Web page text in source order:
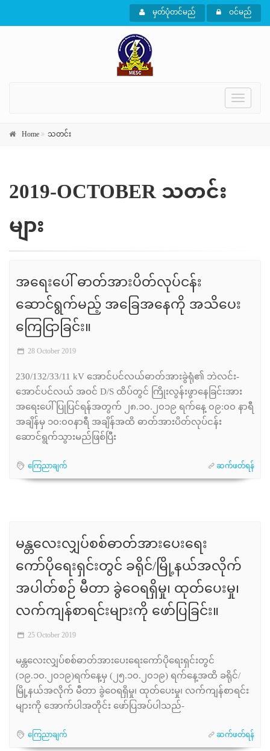
မှတ်ပုံတင်မည် ဝင်မည်
Toggle
Home သတင်း
2019-OCTOBER သတင်း
များ
အရေးပေါ် ဓာတ်အားပိတ်လုပ်ငန်း
ဆောင်ရွက်မည့် အခြေအနေကို အသိပေး
ကြေငြာခြင်း။
28 October 2019
230/132/33/11 kV အောင်ပင်လယ်ဓာတ်အားခွဲရုံ၏ ဘဲလင်း-
အောင်ပင်လယ် အဝင် D/S ထိပ်တွင် ကြိုးလွန်းဖွာနေခြင်းအား
အရေးပေါ်ပြုပြင်ရန်အတွက် ၂၈.၁၀.၂၀၁၉ ရက်နေ့ ၀၉:၀၀ နာရီ
အချိန်မှ ၁၀:၀၀နာရီ အချိန်အထိ ဓာတ်အားပိတ်လုပ်ငန်း
ဆောင်ရွက်သွားမည်ဖြစ်ပြီး
ကြေညာချက် ဆက်ဖတ်ရန်
မန္တလေးလျှပ်စစ်ဓာတ်အားပေးရေး
ကော်ပိုရေးရှင်းတွင် ခရိုင်/မြို့နယ်အလိုက်
အပါတ်စဉ် မီတာ ခွဲဝေရရှိမှု၊ ထုတ်ပေးမှု၊
လက်ကျန်စာရင်းများကို ဖော်ပြခြင်း။
25 October 2019
မန္တလေးလျှပ်စစ်ဓာတ်အားပေးရေးကော်ပိုရေးရှင်းတွင်
(၁၉.၁၀.၂၀၁၉)ရက်နေ့မှ (၂၅.၁၀.၂၀၁၉) ရက်နေ့အထိ ခရိုင်/
မြို့နယ်အလိုက် မီတာ ခွဲဝေရရှိမှု၊ ထုတ်ပေးမှု၊ လက်ကျန်စာရင်း
များကို အောက်ပါအတိုင်း ဖော်ပြအပ်ပါသည်-
ကြေညာချက် ဆက်ဖတ်ရန်